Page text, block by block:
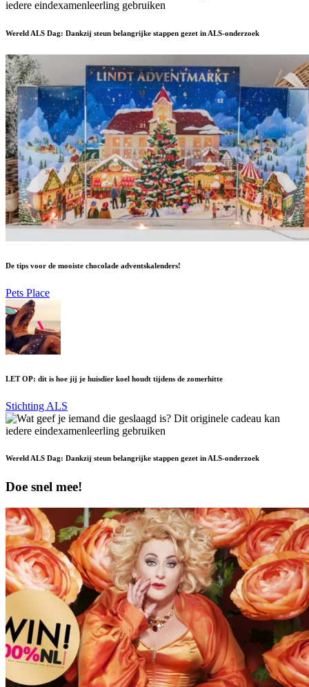
Wereld ALS Dag: Dankzij steun belangrijke stappen gezet in ALS-onderzoek
De tips voor de mooiste chocolade adventskalenders!
Pets Place
LET OP: dit is hoe jij je huisdier koel houdt tijdens de zomerhitte
Stichting ALS
Wereld ALS Dag: Dankzij steun belangrijke stappen gezet in ALS-onderzoek
Doe snel mee!